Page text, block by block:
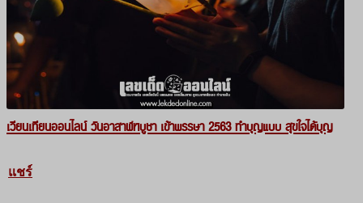
เวียนเทียนออนไลน์ วันอาสาฬหบูชา เข้าพรรษา 2563 ทำบุญแบบ สุขใจได้บุญ
แชร์